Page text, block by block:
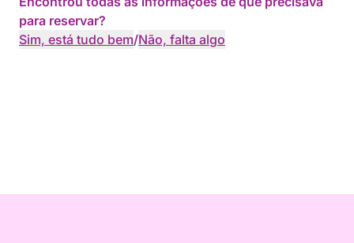
para reservar?
Sim, está tudo bem/Não, falta algo